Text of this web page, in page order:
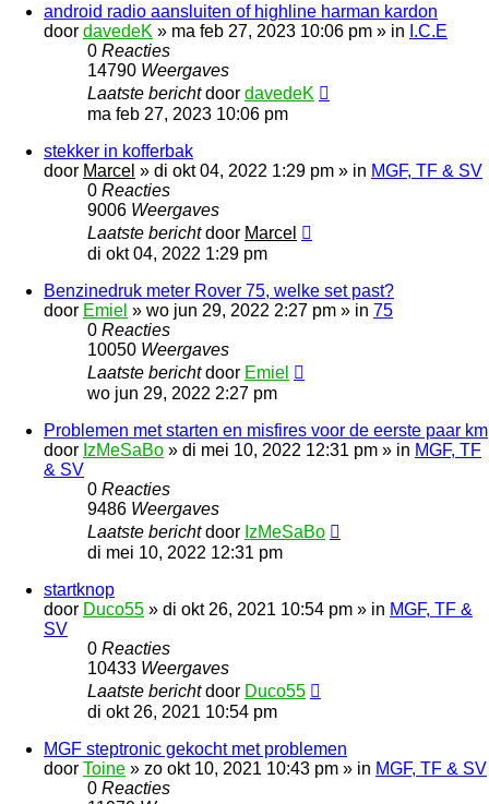
android radio aansluiten of highline harman kardon
door davedeK » ma feb 27, 2023 10:06 pm » in I.C.E
0 Reacties
14790 Weergaves
Laatste berichtdoor davedeK
ma feb 27, 2023 10:06 pm
stekker in kofferbak
door Marcel » di okt 04, 2022 1:29 pm » in MGF, TF & SV
0 Reacties
9006 Weergaves
Laatste berichtdoor Marcel
di okt 04, 2022 1:29 pm
Benzinedruk meter Rover 75, welke set past?
door Emiel » wo jun 29, 2022 2:27 pm » in 75
0 Reacties
10050 Weergaves
Laatste berichtdoor Emiel
wo jun 29, 2022 2:27 pm
Problemen met starten en misfires voor de eerste paar km
door IzMeSaBo » di mei 10, 2022 12:31 pm » in MGF, TF
& SV
0 Reacties
9486 Weergaves
Laatste berichtdoor IzMeSaBo
di mei 10, 2022 12:31 pm
startknop
door Duco55 » di okt 26, 2021 10:54 pm » in MGF, TF &
SV
0 Reacties
10433 Weergaves
Laatste berichtdoor Duco55
di okt 26, 2021 10:54 pm
MGF steptronic gekocht met problemen
door Toine » zo okt 10, 2021 10:43 pm » in MGF, TF & SV
0 Reacties